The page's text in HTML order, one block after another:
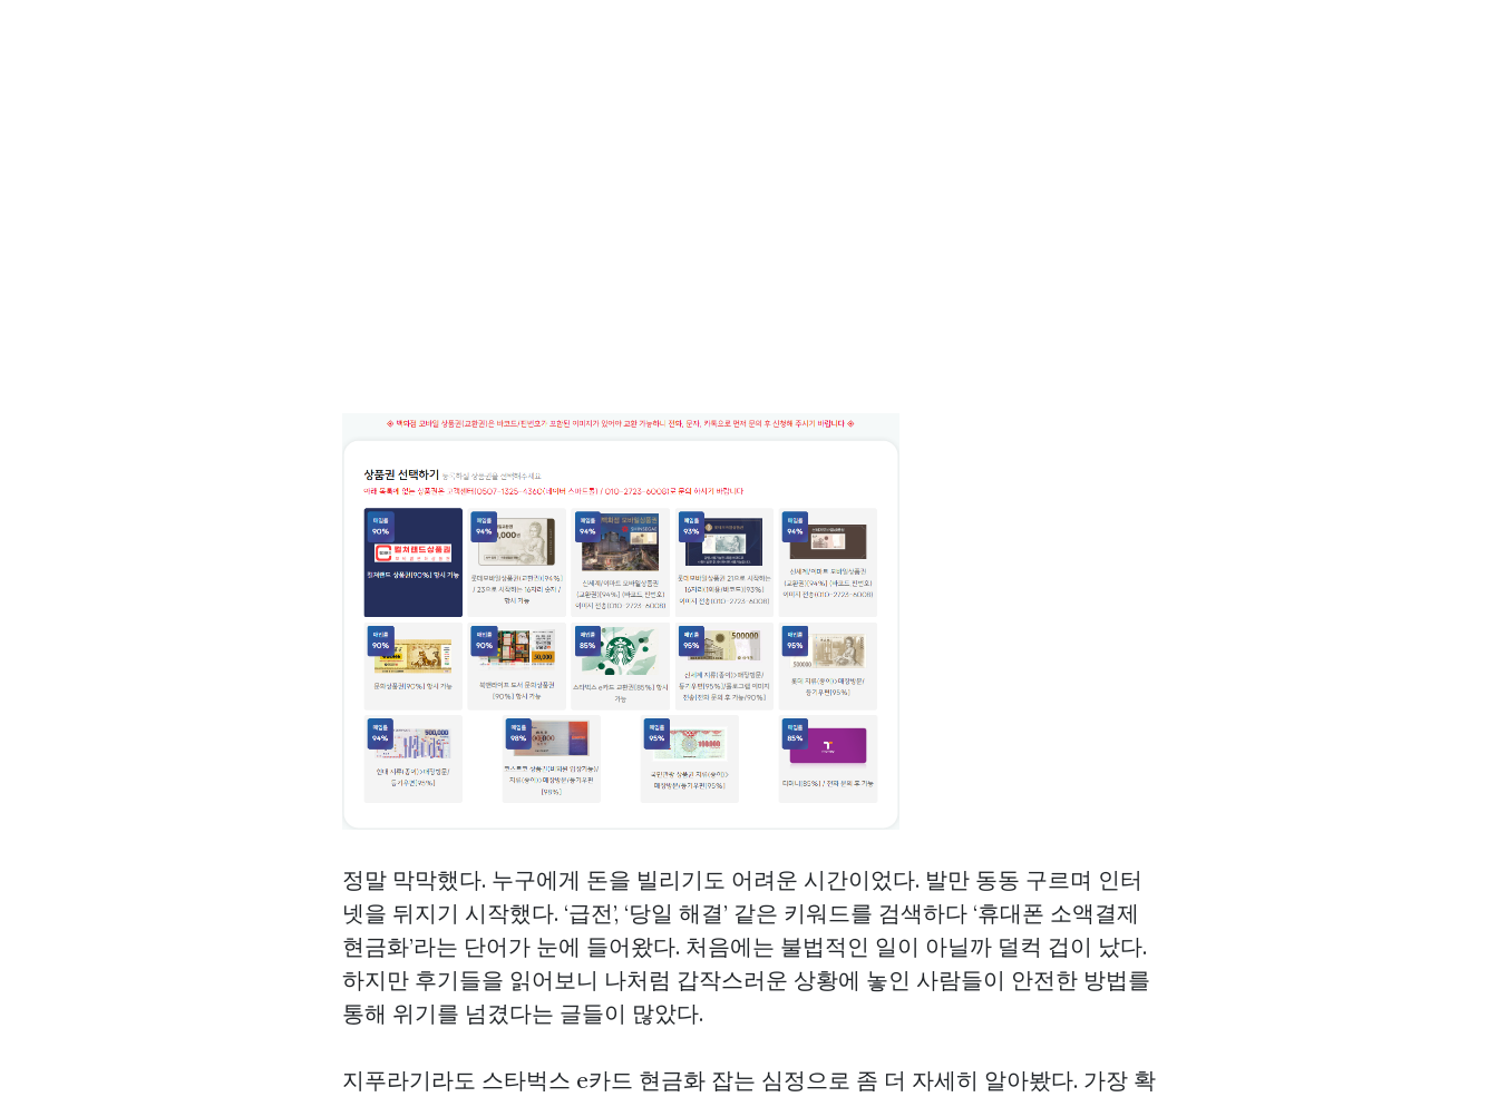
정말 막막했다. 누구에게 돈을 빌리기도 어려운 시간이었다. 발만 동동 구르며 인터
넷을 뒤지기 시작했다. ‘급전’, ‘당일 해결’ 같은 키워드를 검색하다 ‘휴대폰 소액결제
현금화’라는 단어가 눈에 들어왔다. 처음에는 불법적인 일이 아닐까 덜컥 겁이 났다.
하지만 후기들을 읽어보니 나처럼 갑작스러운 상황에 놓인 사람들이 안전한 방법를
통해 위기를 넘겼다는 글들이 많았다.
지푸라기라도 스타벅스 e카드 현금화 잡는 심정으로 좀 더 자세히 알아봤다. 가장 확